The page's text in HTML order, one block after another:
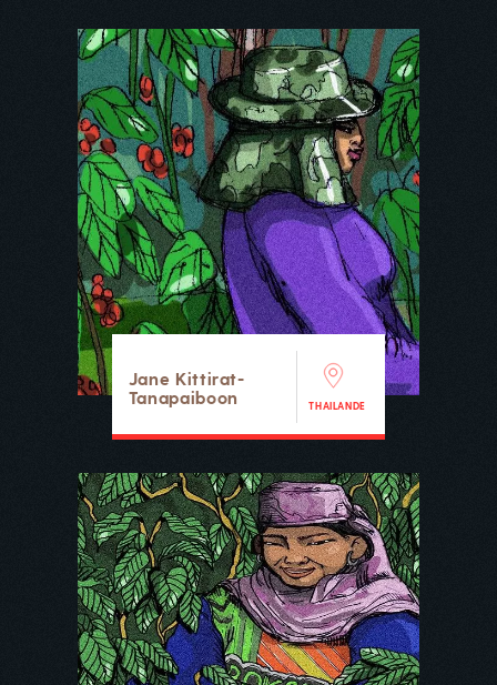
Jane Kittirat-
Tanapaiboon
THAILANDE